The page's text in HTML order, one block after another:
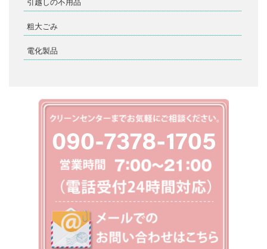
引越しの不用品
粗大ごみ
電化製品